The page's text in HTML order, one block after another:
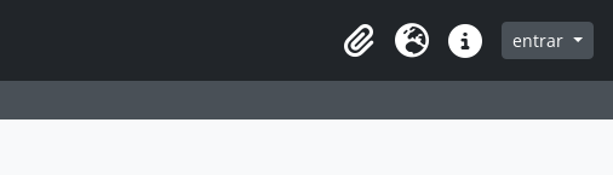
Clipboard
Idioma Ligações rápidas
entrar